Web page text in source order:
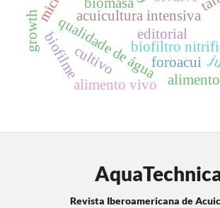
editorial
acuicultura intensiva
biofiltro
qualidade de água
alimento vivo
biofilme foroacui
growth
cultivo
alimento
Revista Iberoamericana de